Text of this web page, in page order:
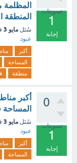
تصويتات
1
إجابة
المظلمة
المنطقة
سُئل مايو 3
عبود
أكبر
المساحة
منطقة
0
تصويتات
1
إجابة
أكبر
المساحة
سُئل مايو 3
عبود
أكبر
المساحة